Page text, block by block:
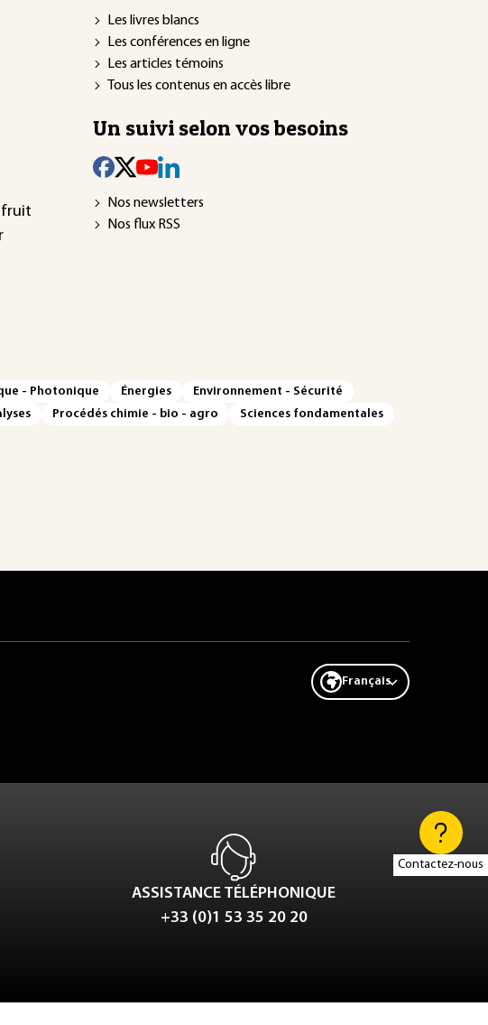
Contactez-nous
Les livres blancs
Les conférences en ligne
Les articles témoins
Tous les contenus en accès libre
Un suivi selon vos besoins
Nos newsletters
Nos flux RSS
- Photonique Énergies
Environnement - Sécurité
Procédés chimie - bio - agro
Sciences fondamentales
Français
ASSISTANCE TÉLÉPHONIQUE
+33 (0)1 53 35 20 20